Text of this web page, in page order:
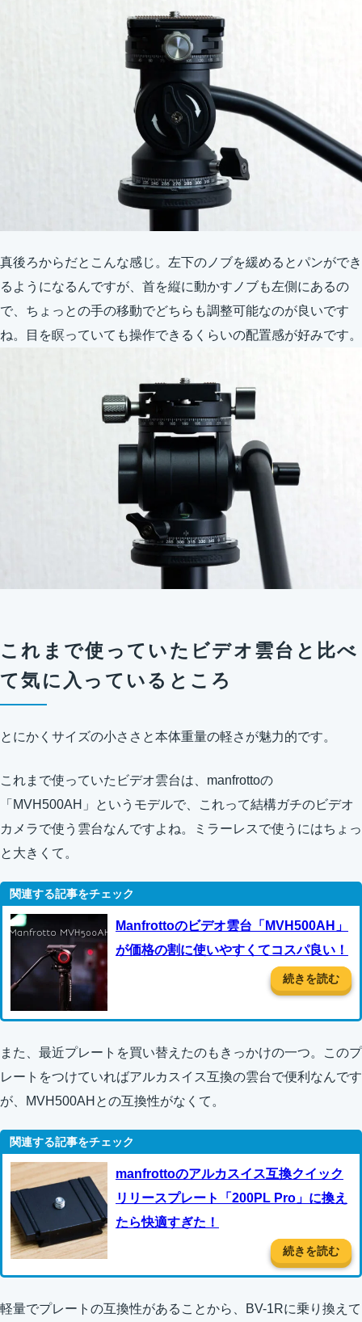
真後ろからだとこんな感じ。左下のノブを緩めるとパンができ
るようになるんですが、首を縦に動かすノブも左側にあるの
で、ちょっとの手の移動でどちらも調整可能なのが良いです
ね。目を瞑っていても操作できるくらいの配置感が好みです。
これまで使っていたビデオ雲台と比べ
て気に入っているところ
とにかくサイズの小ささと本体重量の軽さが魅力的です。
これまで使っていたビデオ雲台は、manfrottoの
「MVH500AH」というモデルで、これって結構ガチのビデオ
カメラで使う雲台なんですよね。ミラーレスで使うにはちょっ
と大きくて。
Manfrottoのビデオ雲台「MVH500AH」
が価格の割に使いやすくてコスパ良い！
続きを読む
また、最近プレートを買い替えたのもきっかけの一つ。このプ
レートをつけていればアルカスイス互換の雲台で便利なんです
が、MVH500AHとの互換性がなくて。
manfrottoのアルカスイス互換クイック
リリースプレート「200PL Pro」に換え
たら快適すぎた！
続きを読む
軽量でプレートの互換性があることから、BV-1Rに乗り換えて